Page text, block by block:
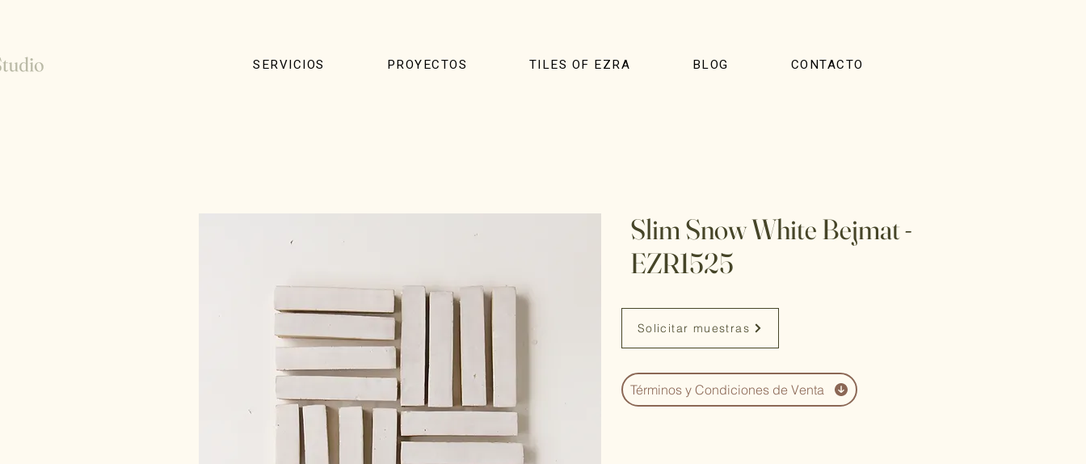
SERVICIOS PROYECTOS TILES OF EZRA BLOG CONTACTO
Slim Snow White Bejmat -
EZR1525
Solicitar muestras
Términos y Condiciones de Venta